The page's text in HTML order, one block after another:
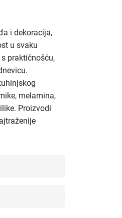
i dekoracija,
u svaku
praktičnošću,
melamina,
Proizvodi